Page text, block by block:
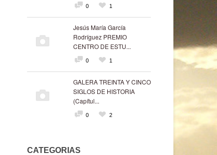
0 1
Jesús María García
Rodríguez PREMIO
CENTRO DE ESTU...
0 1
GALERA TREINTA Y CINCO
SIGLOS DE HISTORIA
(Capítul...
0 2
CATEGORIAS